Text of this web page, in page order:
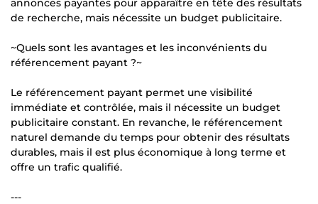
annonces payantes pour apparaître en tête des résultats
de recherche, mais nécessite un budget publicitaire.
~Quels sont les avantages et les inconvénients du
référencement payant ?~
Le référencement payant permet une visibilité
immédiate et contrôlée, mais il nécessite un budget
publicitaire constant. En revanche, le référencement
naturel demande du temps pour obtenir des résultats
durables, mais il est plus économique à long terme et
offre un trafic qualifié.
---